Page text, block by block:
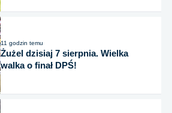
11 godzin temu
Żużel dzisiaj 7 sierpnia. Wielka
walka o finał DPŚ!